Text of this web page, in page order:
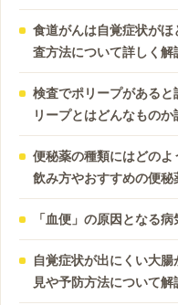
食道がんは自覚症状が
査方法について詳しく解
検査でポリープがある
リープとはどんなものか
便秘薬の種類にはどの
飲み方やおすすめの便秘
「血便」の原因となる病
自覚症状が出にくい大
見や予防方法について解